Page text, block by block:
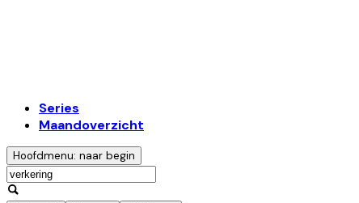
Series
Maandoverzicht
Hoofdmenu: naar begin